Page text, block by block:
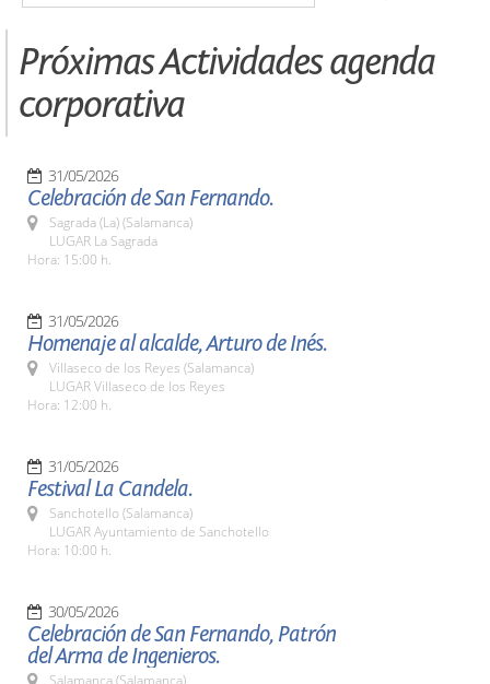
Próximas Actividades agenda
corporativa
31/05/2026
Celebración de San Fernando.
Sagrada (La) (Salamanca)
LUGAR La Sagrada
Hora: 15:00 h.
31/05/2026
Homenaje al alcalde, Arturo de Inés.
Villaseco de los Reyes (Salamanca)
LUGAR Villaseco de los Reyes
Hora: 12:00 h.
31/05/2026
Festival La Candela.
Sanchotello (Salamanca)
LUGAR Ayuntamiento de Sanchotello
Hora: 10:00 h.
30/05/2026
Celebración de San Fernando, Patrón
del Arma de Ingenieros.
Salamanca (Salamanca)